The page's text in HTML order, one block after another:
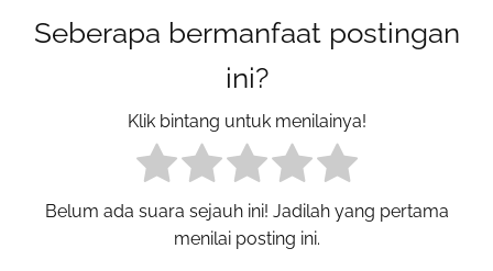
Seberapa bermanfaat postingan
ini?
Klik bintang untuk menilainya!
Belum ada suara sejauh ini! Jadilah yang pertama
menilai posting ini.